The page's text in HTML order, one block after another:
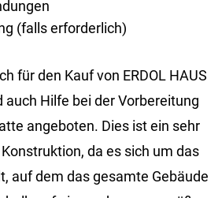
(falls erforderlich)
für den Kauf von ERDOL HAUS
auch Hilfe bei der Vorbereitung
angeboten. Dies ist ein sehr
da es sich um das
auf dem das gesamte Gebäude